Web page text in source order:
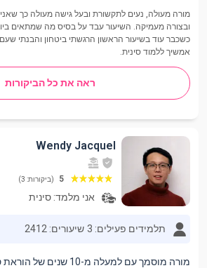
מורה מעולה, נעים לתקשורת ובעל גישה מעולה כך
ובצורה מעמיקה. השיעור עבד על בסיס מה שמתאים
כשכבר עוד בשיעור הראשון הרגשתי ביטחון והבנתי
אמשיך ללמוד סינית.
ראה את כל הביקורות
Wendy Jacquel
5 (ביקורות: 3)
אני מלמד: סינית
תלמידים פעילים: 3 שיעורים: 2412
מורה מוסמך עם למעלה מ-10